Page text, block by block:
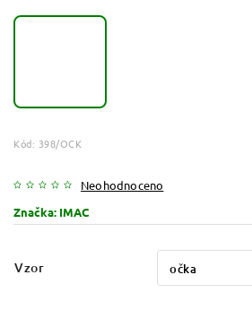
Kód: 398/OCK
Neohodnoceno
Značka: IMAC
Vzor